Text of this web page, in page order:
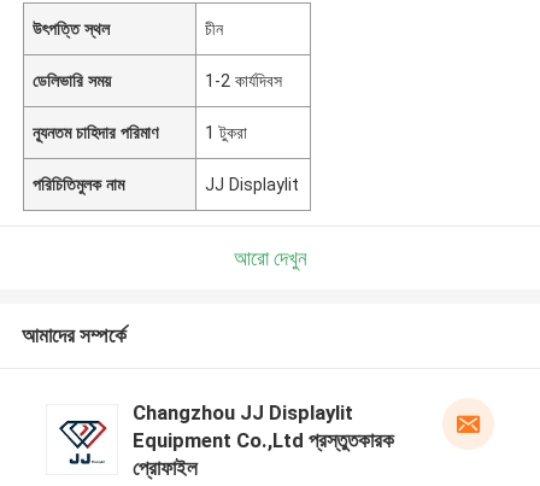
উৎপত্তি স্থল চীন
ডেলিভারি সময় 1-2 কার্যদিবস
ন্যূনতম চাহিদার পরিমাণ 1 টুকরা
পরিচিতিমুলক নাম JJ Displaylit
আরো দেখুন
আমাদের সম্পর্কে
Changzhou JJ Displaylit
Equipment Co.,Ltd প্রস্তুতকারক
প্রোফাইল